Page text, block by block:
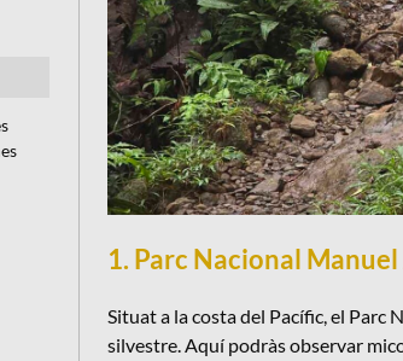
1. Parc Nacional
Situat a la costa del Pacífic, el Parc
silvestre. Aquí podràs observar